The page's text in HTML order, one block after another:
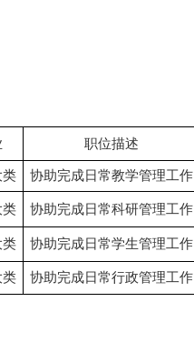
职位描述
类 协助完成日常教学管理工作
类 协助完成日常科研管理工作
类 协助完成日常学生管理工作
类 协助完成日常行政管理工作